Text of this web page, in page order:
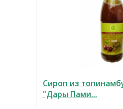
Сироп из
"Дары Пами...